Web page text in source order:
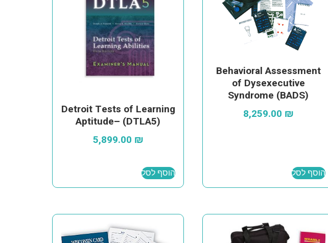
Behavioral Assessment
of Dysexecutive
Syndrome (BADS)
8,259.00 ₪
הוסף לסל
Detroit Tests of Learning
Aptitude– (DTLA5)
5,899.00 ₪
הוסף לסל